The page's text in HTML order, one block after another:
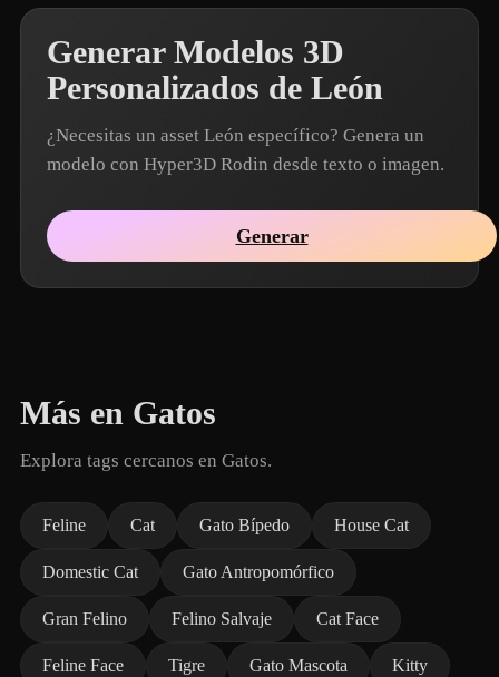
Generar Modelos 3D
Personalizados de León
¿Necesitas un asset León específico? Genera un
modelo con Hyper3D Rodin desde texto o imagen.
Generar
Más en Gatos
Explora tags cercanos en Gatos.
Feline Cat Gato Bípedo House Cat
Domestic Cat Gato Antropomórfico
Gran Felino Felino Salvaje Cat Face
Feline Face Tigre Gato Mascota Kitty